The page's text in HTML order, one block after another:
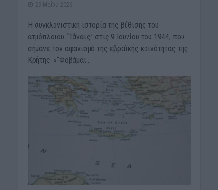
29 Μαΐου 2026
Η συγκλονιστική ιστορία της βύθισης του
ατμόπλοιου “Τάναϊς” στις 9 Ιουνίου του 1944, που
σήμανε τον αφανισμό της εβραϊκής κοινότητας της
Κρήτης. «“Φοβάμαι...